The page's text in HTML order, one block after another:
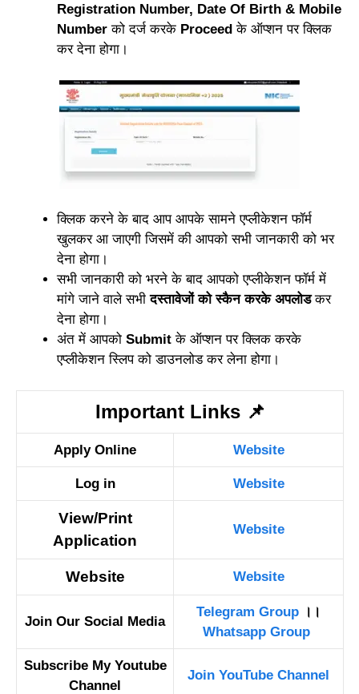
Registration Number, Date Of Birth & Mobile
Numberको दर्ज करके Proceedके ऑप्शन पर क्लिक
कर देना होगा।
क्लिक करने के बाद आप आपके सामने एप्लीकेशन फॉर्म
खुलकर आ जाएगी जिसमें की आपको सभी जानकारी को भर
देना होगा।
सभी जानकारी को भरने के बाद आपको एप्लीकेशन फॉर्म में
मांगे जाने वाले सभीदस्तावेजों को स्कैन करके अपलोडकर
देना होगा।
अंत में आपको Submitके ऑप्शन पर क्लिक करके
एप्लीकेशन स्लिप को डाउनलोड कर लेना होगा।
Important Links 📌
Apply Online Website
Log in Website
View/Print
Application
Website
Website Website
Join Our Social Media
Telegram Group ।।
Whatsapp Group
Subscribe My Youtube
Channel
Join YouTube Channel